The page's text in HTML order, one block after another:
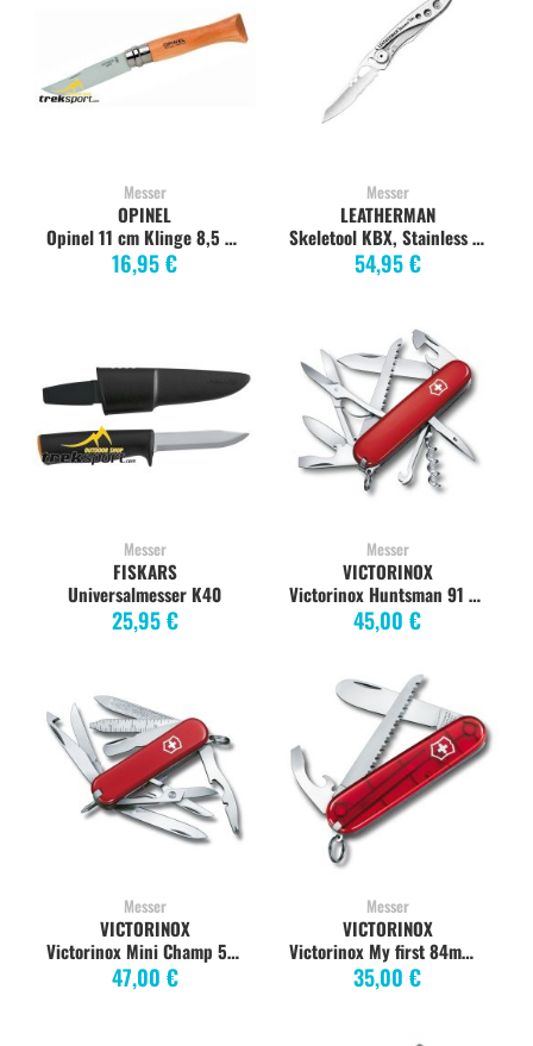
Messer
Opinel 11 cm Klinge 8,5 cm
16,95 €
OPINEL
Messer
Skeletool KBX, Stainless Steel
54,95 €
LEATHERMAN
Messer
Universalmesser K40
25,95 €
FISKARS
Messer
Victorinox Huntsman 91 mm, 15 Funktionen, rot
45,00 €
VICTORINOX
Messer
Victorinox Mini Champ 58 mm, 18 Funktionen, rot
47,00 €
VICTORINOX
Messer
Victorinox My first 84mm rot
35,00 €
VICTORINOX